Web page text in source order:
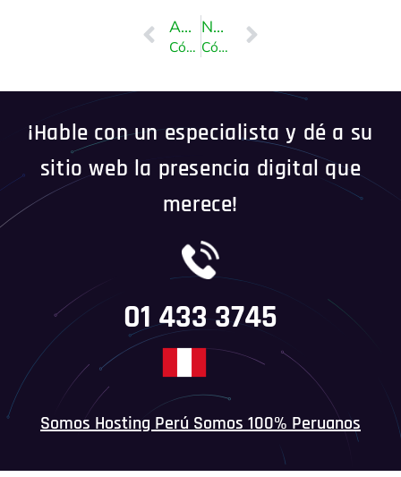
ANTERIOR
Cómo instalar cPanel
NEXT
Cómo instalar DirectAdmin en CentOS
¡Hable con un especialista y dé a su
sitio web la presencia digital que
merece!
01 433 3745
Somos Hosting Perú Somos 100% Peruanos